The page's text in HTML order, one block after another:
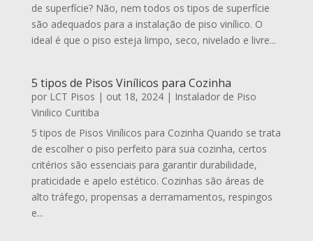
de superfície? Não, nem todos os tipos de superfície
são adequados para a instalação de piso vinílico. O
ideal é que o piso esteja limpo, seco, nivelado e livre...
5 tipos de Pisos Vinílicos para Cozinha
por LCT Pisos | out 18, 2024| Instalador de Piso
Vinilico Curitiba
5 tipos de Pisos Vinílicos para Cozinha Quando se trata
de escolher o piso perfeito para sua cozinha, certos
critérios são essenciais para garantir durabilidade,
praticidade e apelo estético. Cozinhas são áreas de
alto tráfego, propensas a derramamentos, respingos
e...